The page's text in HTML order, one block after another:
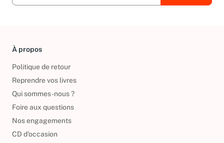
À propos
Politique de retour
Reprendre vos livres
Qui sommes-nous ?
Foire aux questions
Nos engagements
CD d'occasion